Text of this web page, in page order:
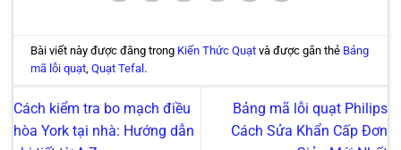
Bài viết này được đăng trong Kiến Thức Quạt và được gắn thẻ Bảng
mã lỗi quạt ,Quạt Tefal .
Cách kiểm tra bo mạch điều
hòa York tại nhà: Hướng dẫn
Bảng mã lỗi quạt Philips
Cách Sửa Khẩn Cấp Đơn